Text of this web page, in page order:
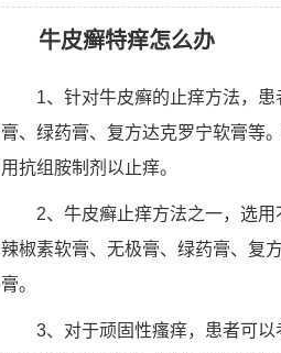
牛皮癣特痒怎么办
1、针对牛皮癣的止痒方法，
膏、绿药膏、复方达克罗宁软膏等
用抗组胺制剂以止痒。
2、牛皮癣止痒方法之一，选
辣椒素软膏、无极膏、绿药膏、复
膏。
3、对于顽固性瘙痒，患者可